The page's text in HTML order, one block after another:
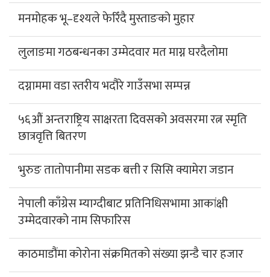
मनमोहक भू–दृश्यले फेरिँदै मुस्ताङको मुहार
लुलाङमा गठबन्धनका उम्मेदवार मत माग्न घरदैलोमा
दग्नाममा वडा स्तरीय भदौरे गाउँसभा सम्पन्न
५६औं अन्तराष्ट्रिय साक्षरता दिवसको अवसरमा रत्न स्मृति
छात्रवृत्ति बितरण
भुरुङ तातोपानीमा सडक बत्ती र सिसि क्यामेरा जडान
नेपाली काँग्रेस म्याग्दीबाट प्रतिनिधिसभामा आकांक्षी
उम्मेदवारको नाम सिफारिस
काठमाडौंमा कोरोना संक्रमितको संख्या झन्डै चार हजार